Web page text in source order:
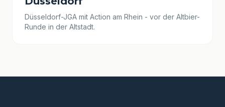
Düsseldorf-JGA mit Action am Rhein - vor der Altbier-
Runde in der Altstadt.